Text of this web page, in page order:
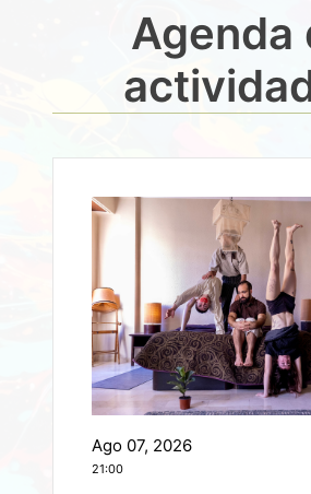
Agenda
Ago 07, 2026
21:00